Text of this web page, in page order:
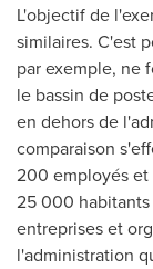
L'objectif de
similaires. C'est
par exemple, ne
le bassin de
en dehors de
comparaison
200 employés
25 000 habitants
entreprises et
l'administration